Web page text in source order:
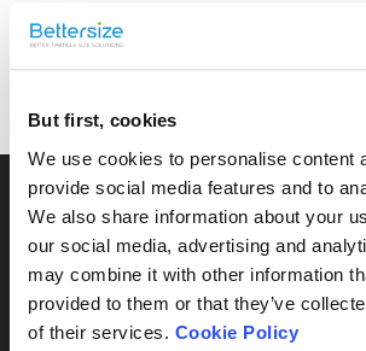
But first, cookies
We use cookies to personalise content
provide social media features and to
We also share information about your
our social media, advertising and
may combine it with other information
provided to them or that they’ve
of their services. Cookie Policy
2023-09-11
단둥에서 베터사이즈 2023 글로벌
시리즈별